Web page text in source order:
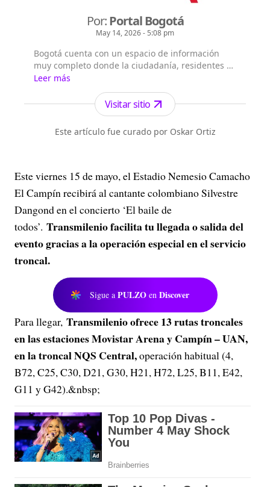
Por:Portal Bogotá
May 14, 2026 - 5:08 pm
Bogotá cuenta con un espacio de información
muy completo donde la ciudadanía, residentes y
extranjeros pueden consultar la información que
les interesa sobre Bogotá, su historia, sus
localidades, la gestión y principales noticias de la
Administración Distrital.
Leer más
Visitar sitio
Este artículo fue curado por Oskar Ortiz
Este viernes 15 de mayo, el Estadio Nemesio Camacho
El Campín recibirá al cantante colombiano Silvestre
Dangond en el concierto ‘El baile de
todos’. Transmilenio facilita tu llegada o salida del
evento gracias a la operación especial en el servicio
troncal.
Sigue a PULZO en Discover
Para llegar, Transmilenio ofrece 13 rutas troncales
en las estaciones Movistar Arena y Campín – UAN,
en la troncal NQS Central,operación habitual (4,
B72, C25, C30, D21, G30, H21, H72, L25, B11, E42,
G11 y G42).&nbsp;